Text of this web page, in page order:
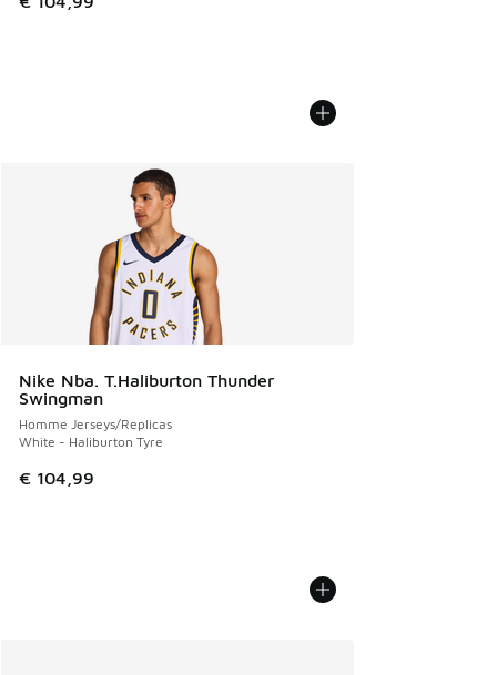
Nike Nba. T.Haliburton Thunder
Swingman
Homme Jerseys/Replicas
White - Haliburton Tyre
€ 104,99